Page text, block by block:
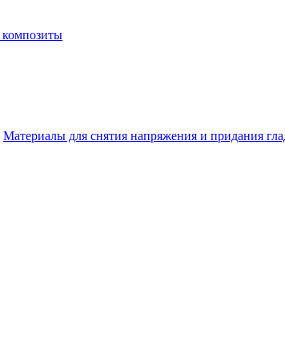
Материалы для снятия напряжения и придания